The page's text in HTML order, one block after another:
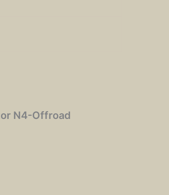
N4-Offroad